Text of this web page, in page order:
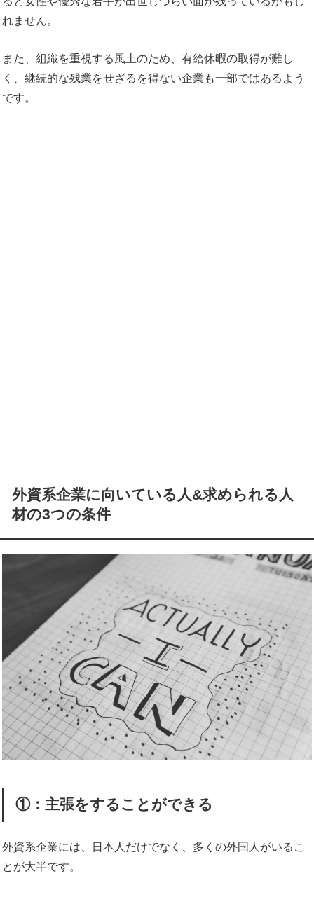
れません。
また、組織を重視する風土のため、有給休暇の取得が難し
く、継続的な残業をせざるを得ない企業も一部ではあるよう
です。
外資系企業に向いている人&求められる人
材の3つの条件
①：主張をすることができる
外資系企業には、日本人だけでなく、多くの外国人がいるこ
とが大半です。